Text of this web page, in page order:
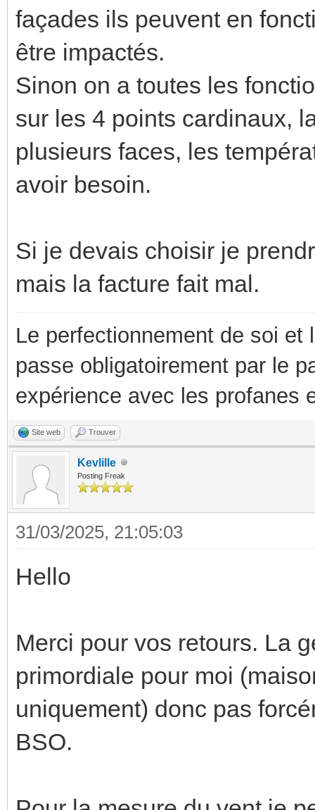
façades ils peuvent en
être impactés.
Sinon on a toutes les
sur les 4 points cardinaux,
plusieurs faces, les
avoir besoin.
Si je devais choisir je
mais la facture fait mal.
Le perfectionnement de soi
passe obligatoirement par le
expérience avec les profanes
Site web Trouver
Kevlille
Posting Freak
31/03/2025, 21:05:03
Hello
Merci pour vos retours. La
primordiale pour moi
uniquement) donc pas
BSO.